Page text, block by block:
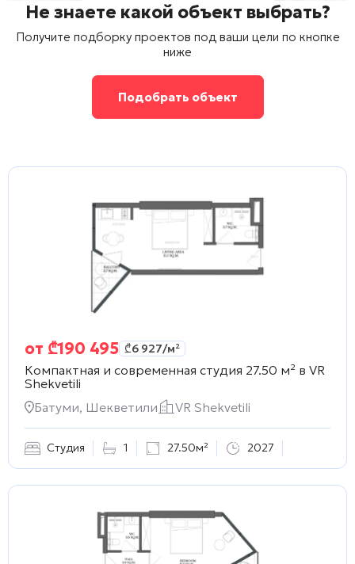
Не знаете какой объект выбрать?
Получите подборку проектов под ваши цели по кнопке
ниже
Подобрать объект
от ₾190 495 ₾6 927/м²
Компактная и современная студия 27.50 м² в VR
Shekvetili
Батуми, Шекветили
VR Shekvetili
Студия 1 27.50м² 2027